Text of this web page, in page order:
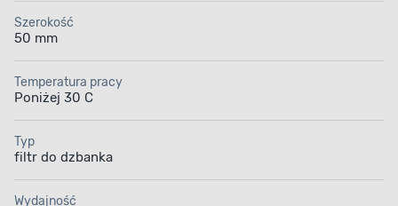
Szerokość
50 mm
Temperatura pracy
Poniżej 30 C
Typ
filtr do dzbanka
Wydajność